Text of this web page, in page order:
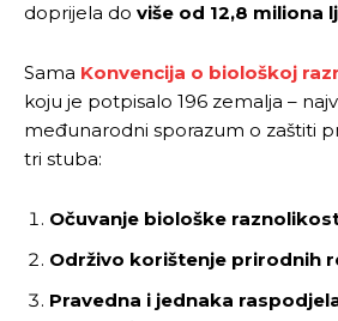
doprijela do više od 12,8 miliona
Sama Konvencija o biološkoj
koju je potpisalo 196 zemalja –
međunarodni sporazum o zaštiti
tri stuba:
Očuvanje biološke
Održivo korištenje prirodnih
Pravedna i jednaka